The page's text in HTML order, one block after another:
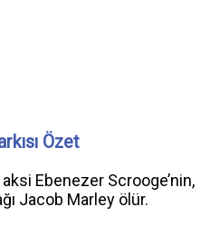
Özet
Ebenezer Scrooge’nin,
Jacob Marley ölür.